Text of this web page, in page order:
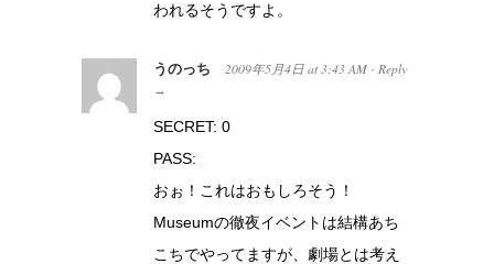
われるそうですよ。
うのっち 2009年5月4日 at 3:43 AM · Reply
→
SECRET: 0
PASS:
おぉ！これはおもしろそう！
Museumの徹夜イベントは結構あち
こちでやってますが、劇場とは考え